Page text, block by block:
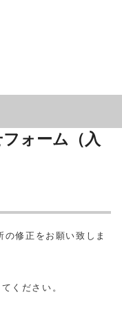
ォーム（入
修正をお願い致しま
ください。